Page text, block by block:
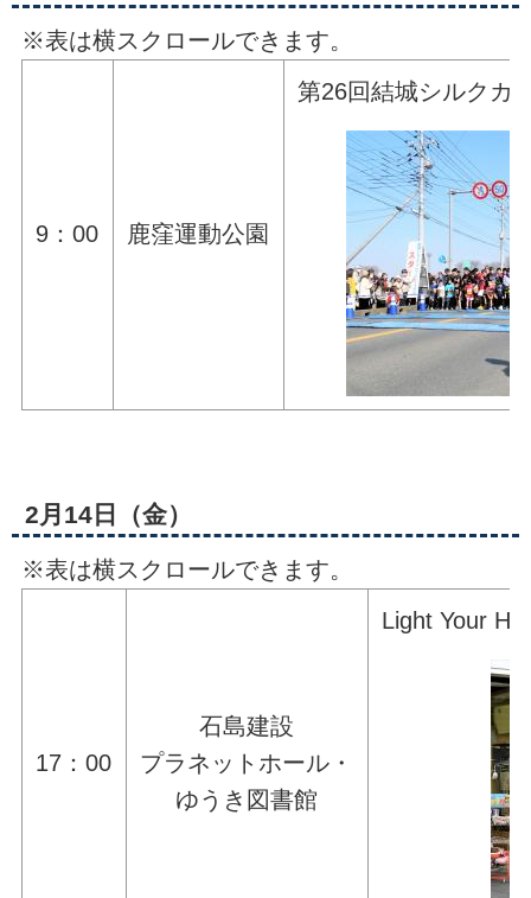
※表は横スクロールできます。
9：00 鹿窪運動公園
第26回結城シルクカ
2月14日（金）
※表は横スクロールできます。
17：00
石島建設
プラネットホール・
ゆうき図書館
Light Your